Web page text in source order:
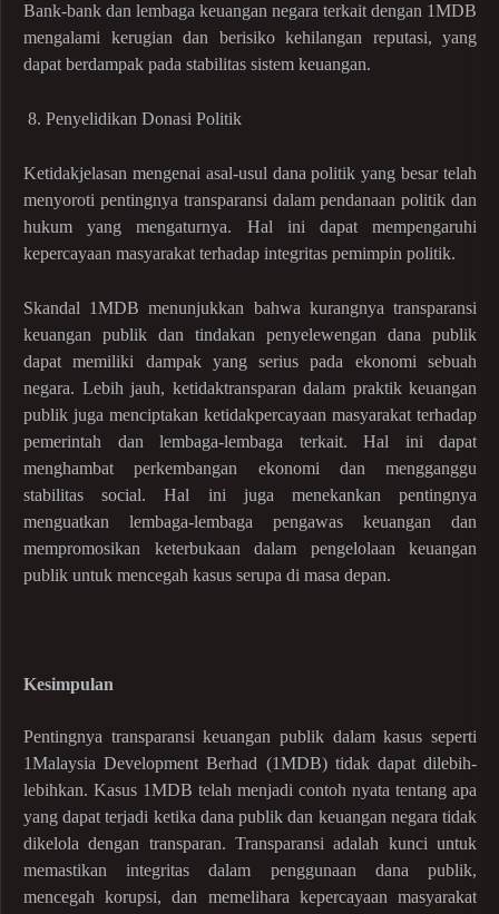
Bank-bank dan lembaga keuangan negara terkait dengan 1MDB
mengalami kerugian dan berisiko kehilangan reputasi, yang
dapat berdampak pada stabilitas sistem keuangan.
8. Penyelidikan Donasi Politik
Ketidakjelasan mengenai asal-usul dana politik yang besar telah
menyoroti pentingnya transparansi dalam pendanaan politik dan
hukum yang mengaturnya. Hal ini dapat mempengaruhi
kepercayaan masyarakat terhadap integritas pemimpin politik.
Skandal 1MDB menunjukkan bahwa kurangnya transparansi
keuangan publik dan tindakan penyelewengan dana publik
dapat memiliki dampak yang serius pada ekonomi sebuah
negara. Lebih jauh, ketidaktransparan dalam praktik keuangan
publik juga menciptakan ketidakpercayaan masyarakat terhadap
pemerintah dan lembaga-lembaga terkait. Hal ini dapat
menghambat perkembangan ekonomi dan mengganggu
stabilitas social. Hal ini juga menekankan pentingnya
menguatkan lembaga-lembaga pengawas keuangan dan
mempromosikan keterbukaan dalam pengelolaan keuangan
publik untuk mencegah kasus serupa di masa depan.
Kesimpulan
Pentingnya transparansi keuangan publik dalam kasus seperti
1Malaysia Development Berhad (1MDB) tidak dapat dilebih-
lebihkan. Kasus 1MDB telah menjadi contoh nyata tentang apa
yang dapat terjadi ketika dana publik dan keuangan negara tidak
dikelola dengan transparan. Transparansi adalah kunci untuk
memastikan integritas dalam penggunaan dana publik,
mencegah korupsi, dan memelihara kepercayaan masyarakat